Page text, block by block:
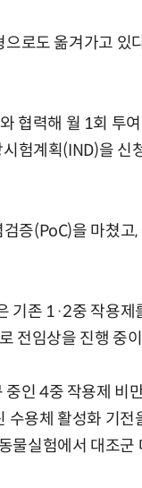
로도 옮겨가고 있
협력해 월 1회 투
험계획(IND)을 신
증(PoC)을 마쳤고
기존 1·2중 작용제
전임상을 진행 중
인 4중 작용제 비
용체 활성화 기전
물실험에서 대조